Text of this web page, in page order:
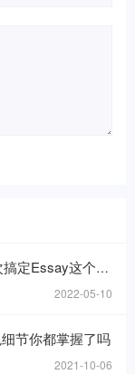
这个“八股文”
2022-05-10
节你都掌握了吗
2021-10-06